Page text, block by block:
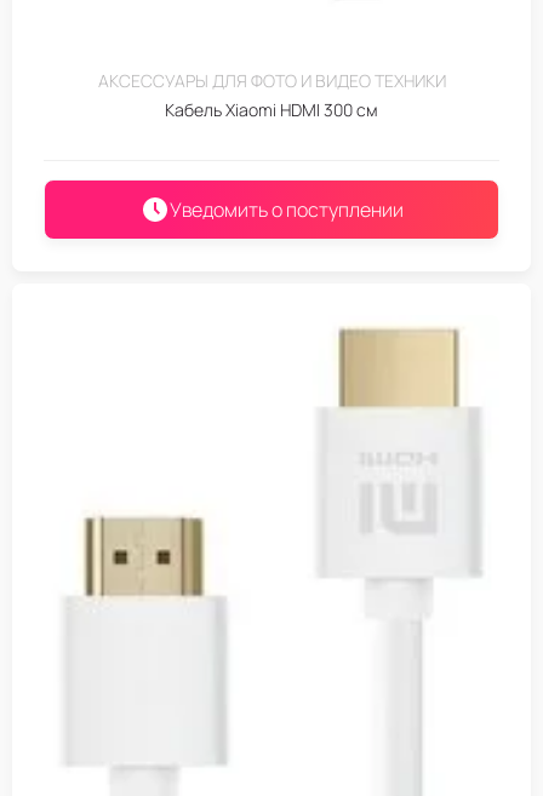
АКСЕССУАРЫ ДЛЯ ФОТО И ВИДЕО ТЕХНИКИ
Кабель Xiaomi HDMI 300 см
Уведомить о поступлении